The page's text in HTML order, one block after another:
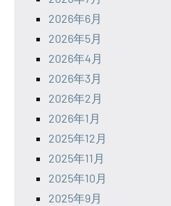
2026年6月
2026年5月
2026年4月
2026年3月
2026年2月
2026年1月
2025年12月
2025年11月
2025年10月
2025年9月